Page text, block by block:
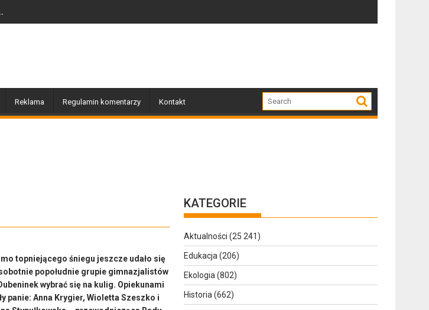
Reklama Regulamin komentarzy Kontakt
topniejącego śniegu jeszcze udało się
popołudnie grupie gimnazjalistów
wybrać się na kulig. Opiekunami
panie: Anna Krygier, Wioletta Szeszko i
KATEGORIE
Aktualności (25 241)
Edukacja (206)
Ekologia (802)
Historia (662)